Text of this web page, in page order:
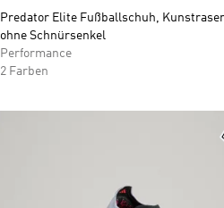
Predator Elite Fußballschuh,
ohne Schnürsenkel
Performance
2 Farben